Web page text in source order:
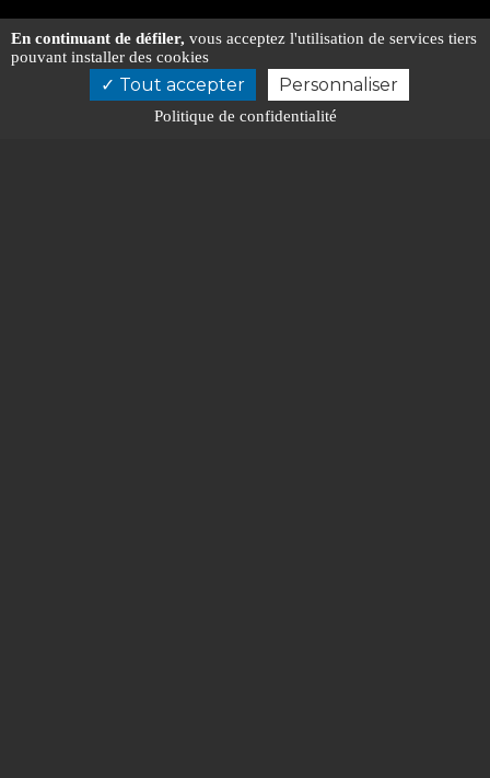
CONTACTEZ-NOUS POUR L'ÉTUDE
DE VOTRE PROJET
En continuant de défiler, vous acceptez l'utilisation de services tiers
pouvant installer des cookies
Tout accepter Personnaliser
Politique de confidentialité